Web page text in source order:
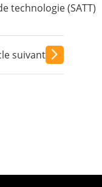
technologie (SATT)
suivant